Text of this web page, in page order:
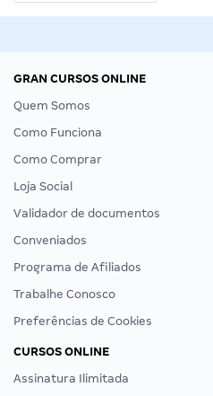
GRAN CURSOS ONLINE
Quem Somos
Como Funciona
Como Comprar
Loja Social
Validador de documentos
Conveniados
Programa de Afiliados
Trabalhe Conosco
Preferências de Cookies
CURSOS ONLINE
Assinatura Ilimitada